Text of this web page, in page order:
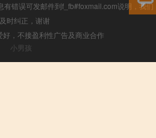
有错误可发邮件到f_fb#foxmail.com说明，我们
时纠正，谢谢
，不接盈利性广告及商业合作
小男孩